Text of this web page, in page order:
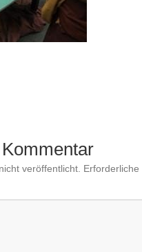
veröffentlicht.